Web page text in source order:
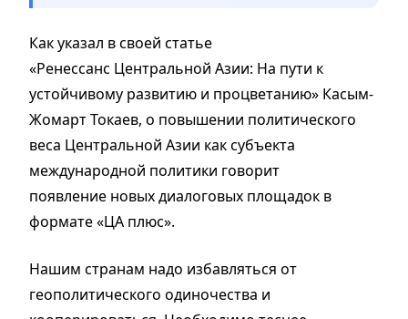
Как указал в своей статье
«Ренессанс Центральной Азии: На пути к
устойчивому развитию и процветанию» Касым-
Жомарт Токаев, о повышении политического
веса Центральной Азии как субъекта
международной политики говорит
появление новых диалоговых площадок в
формате «ЦА плюс».
Нашим странам надо избавляться от
геополитического одиночества и